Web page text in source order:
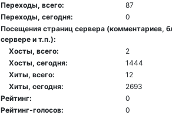
Переходы, всего:
87
Переходы, сегодня:
0
Посещения страниц сервера (комментариев,
сервере и т.п.):
Хосты, всего:
2
Хосты, сегодня:
1444
Хиты, всего:
12
Хиты, сегодня:
2693
Рейтинг:
0
Рейтинг-голосов:
0